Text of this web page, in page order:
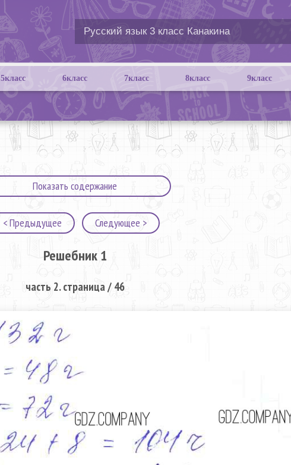
5класс 6класс 7класс 8класс 9класс
Показать содержание
< Предыдущее Следующее >
Решебник 1
часть 2. страница / 46